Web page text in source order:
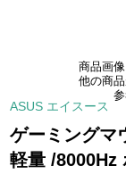
商品画
他の商
ASUS エイスース
ゲーミングマ
軽量 /8000Hz